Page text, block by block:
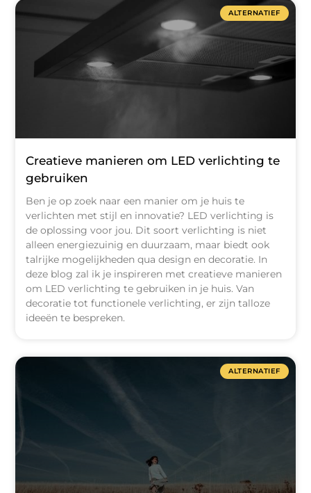
ALTERNATIEF
Creatieve manieren om LED verlichting te
gebruiken
Ben je op zoek naar een manier om je huis te
verlichten met stijl en innovatie? LED verlichting is
de oplossing voor jou. Dit soort verlichting is niet
alleen energiezuinig en duurzaam, maar biedt ook
talrijke mogelijkheden qua design en decoratie. In
deze blog zal ik je inspireren met creatieve manieren
om LED verlichting te gebruiken in je huis. Van
decoratie tot functionele verlichting, er zijn talloze
ideeën te bespreken.
ALTERNATIEF